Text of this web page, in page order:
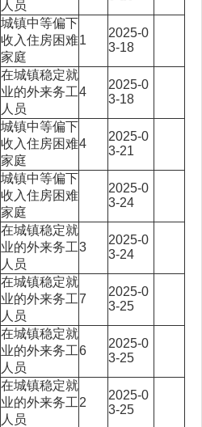
人员
城镇中等偏下
收入住房困难
家庭
1
2025-0
3-18
在城镇稳定就
业的外来务工
人员
4
2025-0
3-18
城镇中等偏下
收入住房困难
家庭
4
2025-0
3-21
城镇中等偏下
收入住房困难
家庭
2025-0
3-24
在城镇稳定就
业的外来务工
人员
3
2025-0
3-24
在城镇稳定就
业的外来务工
人员
7
2025-0
3-25
在城镇稳定就
业的外来务工
人员
6
2025-0
3-25
在城镇稳定就
业的外来务工
人员
2
2025-0
3-25